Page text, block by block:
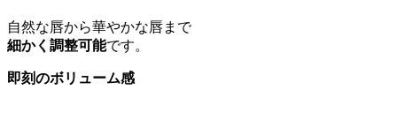
自然な唇から華やかな唇まで
細かく調整可能です。
即刻のボリューム感